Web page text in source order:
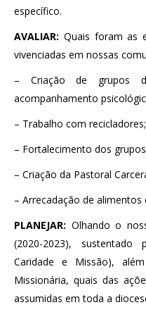
específico.
AVALIAR: Quais foram as
vivenciadas em nossas
– Criação de grupos
acompanhamento
– Trabalho com recicladores;
– Fortalecimento dos
– Criação da Pastoral
– Arrecadação de
PLANEJAR: Olhando o
(2020-2023),
Caridade e Missão),
Missionária, quais das
assumidas em toda a